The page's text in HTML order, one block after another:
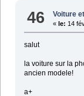
46 Voiture
« le: 14
salut
la voiture sur la
ancien modele!
a+